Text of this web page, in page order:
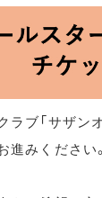
ライブ 2020
りがとうござ
at 横浜アリ
ラブ「サザン
みください。